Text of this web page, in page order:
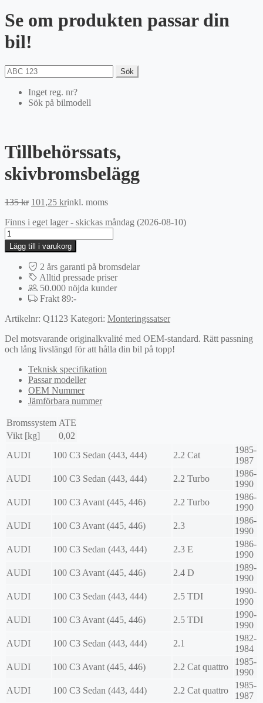
Se om produkten passar din
bil!
Sök
Inget reg. nr?
Sök på bilmodell
Tillbehörssats,
skivbromsbelägg
135kr Det
priset
135 kr.
101,25 krDet
priset
101,25 kr.
inkl. moms
Finns i eget lager - skickas måndag (2026-08-10)
Tillbehörssats,
skivbromsbelägg
mängd
Lägg till i varukorg
2 års garanti på bromsdelar
Alltid pressade priser
50.000 nöjda kunder
Frakt 89:-
Artikelnr: Q1123 Kategori: Monteringssatser
Del motsvarande originalkvalité med OEM-standard. Rätt passning
och lång livslängd för att hålla din bil på topp!
Teknisk specifikation
Passar modeller
OEM Nummer
Jämförbara nummer
Bromssystem ATE
Vikt [kg]
0,02
AUDI
100 C3 Sedan (443, 444) 2.2 Cat
1985-
1987
AUDI
100 C3 Sedan (443, 444) 2.2 Turbo
1986-
1990
AUDI
100 C3 Avant (445, 446) 2.2 Turbo
1986-
1990
AUDI
100 C3 Avant (445, 446) 2.3
1986-
1990
AUDI
100 C3 Sedan (443, 444) 2.3 E
1986-
1990
AUDI
100 C3 Avant (445, 446) 2.4 D
1989-
1990
AUDI
100 C3 Sedan (443, 444) 2.5 TDI
1990-
1990
AUDI
100 C3 Avant (445, 446) 2.5 TDI
1990-
1990
AUDI
100 C3 Sedan (443, 444) 2.1
1982-
1984
AUDI
100 C3 Avant (445, 446) 2.2 Cat quattro
1985-
1990
AUDI
100 C3 Sedan (443, 444) 2.2 Cat quattro
1985-
1987